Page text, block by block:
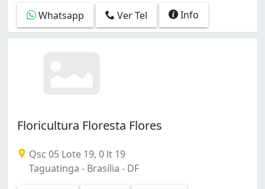
Sobradinho Ii (1)
Taguatinga (33)
Whatsapp Ver Tel Info
Floricultura Floresta Flores
Qsc 05 Lote 19, 0 lt 19
Taguatinga - Brasília - DF